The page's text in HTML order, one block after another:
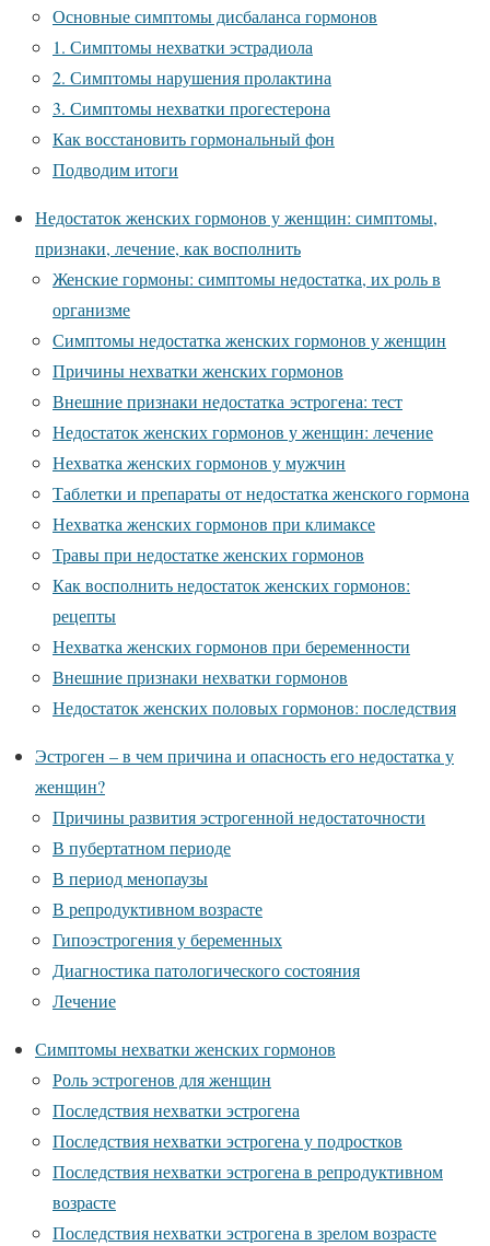
Основные симптомы дисбаланса гормонов
1. Симптомы нехватки эстрадиола
2. Симптомы нарушения пролактина
3. Симптомы нехватки прогестерона
Как восстановить гормональный фон
Подводим итоги
Недостаток женских гормонов у женщин: симптомы,
признаки, лечение, как восполнить
Женские гормоны: симптомы недостатка, их роль в
организме
Симптомы недостатка женских гормонов у женщин
Причины нехватки женских гормонов
Внешние признаки недостатка эстрогена: тест
Недостаток женских гормонов у женщин: лечение
Нехватка женских гормонов у мужчин
Таблетки и препараты от недостатка женского гормона
Нехватка женских гормонов при климаксе
Травы при недостатке женских гормонов
Как восполнить недостаток женских гормонов:
рецепты
Нехватка женских гормонов при беременности
Внешние признаки нехватки гормонов
Недостаток женских половых гормонов: последствия
Эстроген – в чем причина и опасность его недостатка у
женщин?
Причины развития эстрогенной недостаточности
В пубертатном периоде
В период менопаузы
В репродуктивном возрасте
Гипоэстрогения у беременных
Диагностика патологического состояния
Лечение
Симптомы нехватки женских гормонов
Роль эстрогенов для женщин
Последствия нехватки эстрогена
Последствия нехватки эстрогена у подростков
Последствия нехватки эстрогена в репродуктивном
возрасте
Последствия нехватки эстрогена в зрелом возрасте